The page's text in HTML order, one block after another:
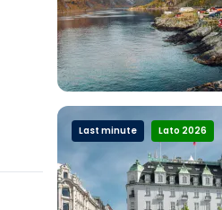
Last minute Lato 2026